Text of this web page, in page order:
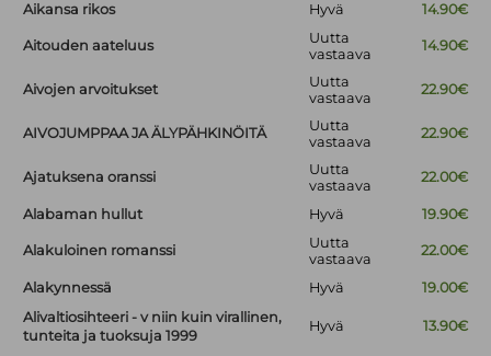
Aikansa rikos Hyvä 14.90€
Aitouden aateluus
Uutta
vastaava
14.90€
Aivojen arvoitukset
Uutta
vastaava
22.90€
AIVOJUMPPAA JA ÄLYPÄHKINÖITÄ
Uutta
vastaava
22.90€
Ajatuksena oranssi
Uutta
vastaava
22.00€
Alabaman hullut Hyvä 19.90€
Alakuloinen romanssi
Uutta
vastaava
22.00€
Alakynnessä Hyvä
19.00€
Alivaltiosihteeri - v niin kuin virallinen,
tunteita ja tuoksuja 1999
Hyvä 13.90€